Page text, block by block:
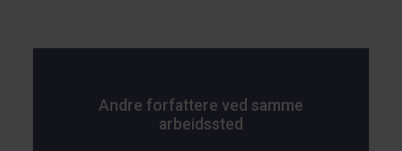
Andre forfattere ved samme
arbeidssted